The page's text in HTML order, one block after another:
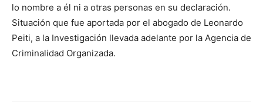
lo nombre a él ni a otras personas en su declaración.
Situación que fue aportada por el abogado de Leonardo
Peiti, a la Investigación llevada adelante por la Agencia de
Criminalidad Organizada.